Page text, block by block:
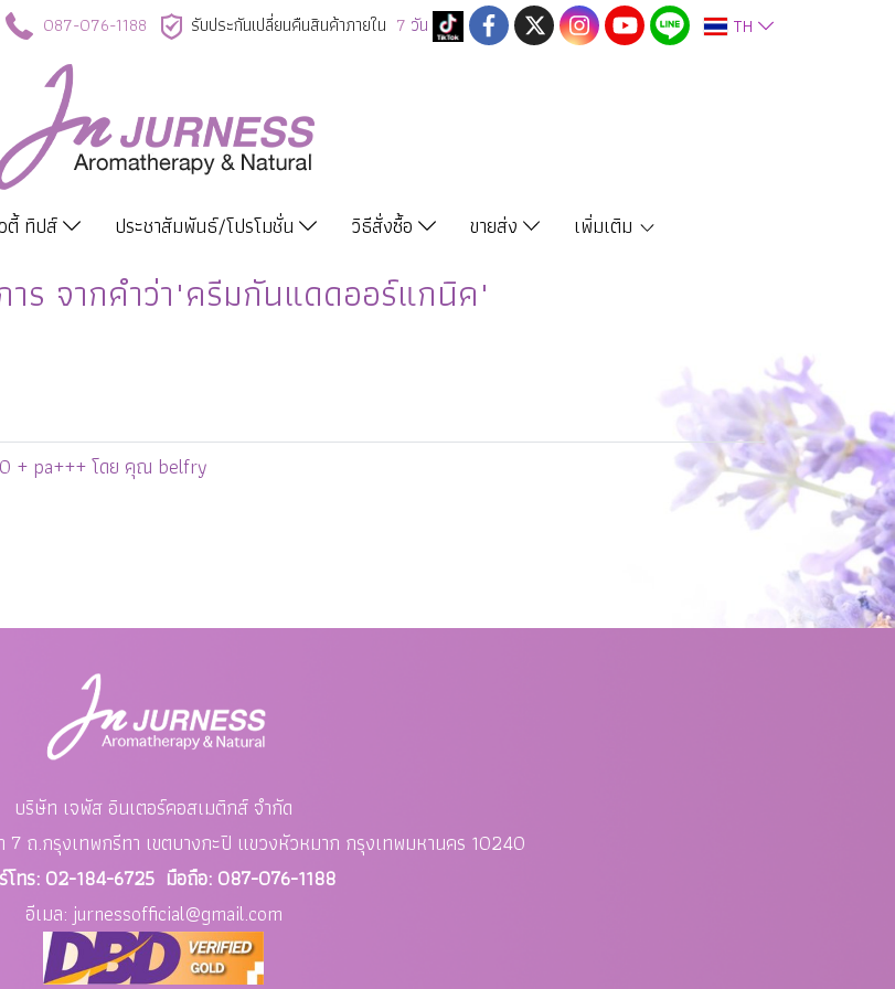
087-076-1188 รับประกันเปลี่ยนคืนสินค้าภายใน 7 วัน TH
ตี้ ทิปส์ ประชาสัมพันธ์/โปรโมชั่น วิธีสั่งซื้อ ขายส่ง เพิ่มเติม
ร จากคำว่า"ครีมกันแดดออร์แกนิค"
+ pa+++ โดย คุณ belfry
บริษัท เจพัส อินเตอร์คอสเมติกส์ จำกัด
ถ.กรุงเทพกรีทา เขตบางกะปิ แขวงหัวหมาก กรุงเทพมหานคร 10240
โทร: 02-184-6725 มือถือ: 087-076-1188
อีเมล: jurnessofficial@gmail.com